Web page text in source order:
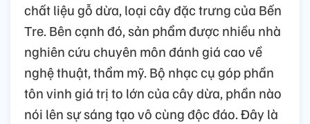
chất liệu gỗ dừa, loại cây đặc trưng của Bến
Tre. Bên cạnh đó, sản phẩm được nhiều nhà
nghiên cứu chuyên môn đánh giá cao về
nghệ thuật, thẩm mỹ. Bộ nhạc cụ góp phần
tôn vinh giá trị to lớn của cây dừa, phần nào
nói lên sự sáng tạo vô cùng độc đáo. Đây là